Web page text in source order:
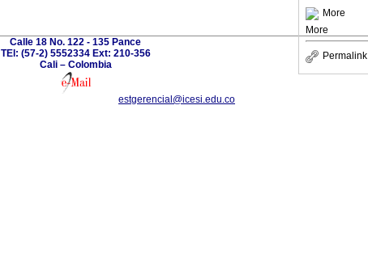
More
More
Permalink
Calle 18 No. 122 - 135 Pance
TEl: (57-2) 5552334 Ext: 210-356
Cali – Colombia
estgerencial@icesi.edu.co